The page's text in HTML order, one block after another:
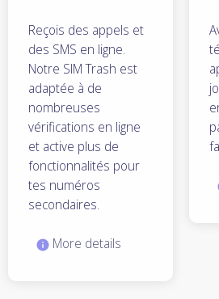
Reçois des appels et
des SMS en ligne.
Notre SIM Trash est
adaptée à de
nombreuses
vérifications en ligne
et active plus de
fonctionnalités pour
tes numéros
secondaires.
More details